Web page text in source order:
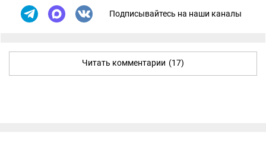
Подписывайтесь на наши каналы
Читать комментарии (17)